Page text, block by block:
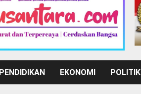
PENDIDIKAN EKONOMI POLITIK